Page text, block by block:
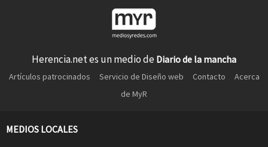
Herencia.net es un medio de Diario de la mancha
Artículos patrocinados Servicio de Diseño web Contacto
Acerca
de MyR
MEDIOS LOCALES